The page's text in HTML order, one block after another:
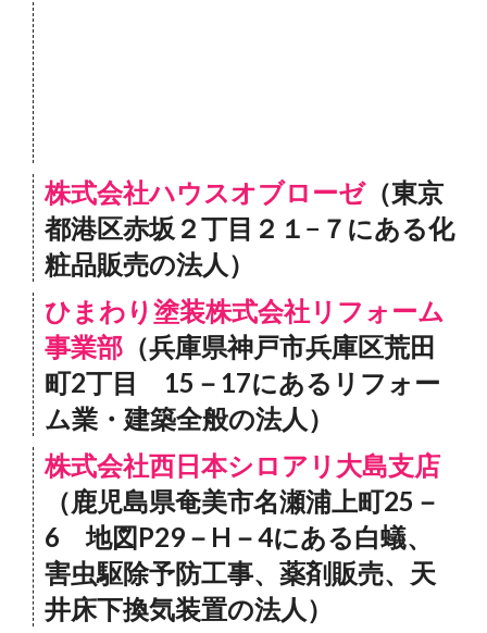
株式会社ハウスオブローゼ（東京
都港区赤坂２丁目２１−７にある化
粧品販売の法人）
ひまわり塗装株式会社リフォーム
事業部 （兵庫県神戸市兵庫区荒田
町2丁目 15－17にあるリフォー
ム業・建築全般の法人）
株式会社西日本シロアリ大島支店
（鹿児島県奄美市名瀬浦上町25－
6 地図P29－H－4にある白蟻、
害虫駆除予防工事、薬剤販売、天
井床下換気装置の法人）